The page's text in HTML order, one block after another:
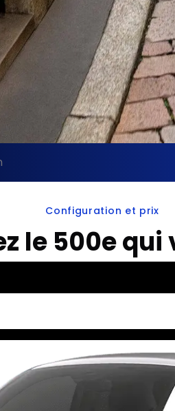
Configuration et prix
le 500e